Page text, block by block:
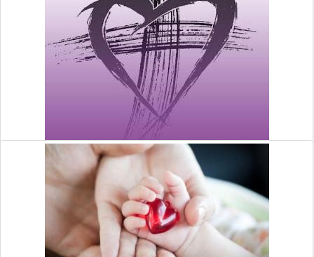
By Redakcia MK
2/21/21 6:53 PM
11010 Views,1 Comment
láska
dobrotivosť
PÔSTNA VÝZVA LÁSKY
Pôst pre mnohých evokuje zriekanie sa jedla, zábavy a vecí,
ktoré máme radi. Možno to bude znieť veľmi nezvyčajne, ale
za pôstom sa skrýva niečo iné ako odriekanie a smutné
pohrúženie.